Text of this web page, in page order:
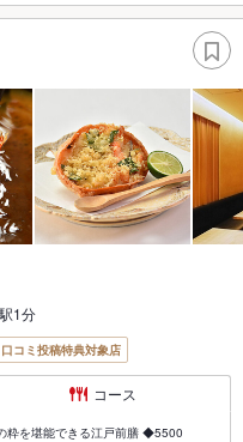
1分
口コミ投稿特典対象店
コース
粋を堪能できる江戸前膳 ◆5500